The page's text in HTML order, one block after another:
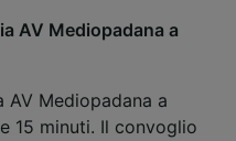
AV Mediopadana a
AV Mediopadana a
15 minuti. Il convoglio